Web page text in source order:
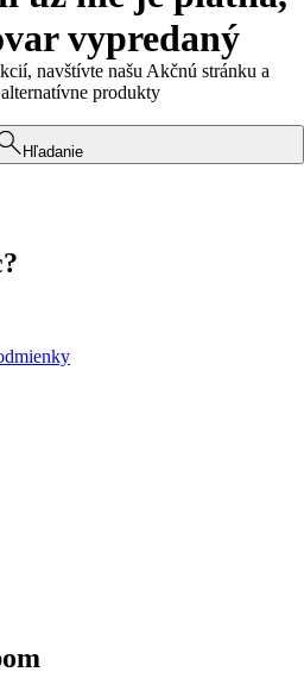
vypredaný
navštívte našu Akčnú stránku a
produkty
Hľadanie